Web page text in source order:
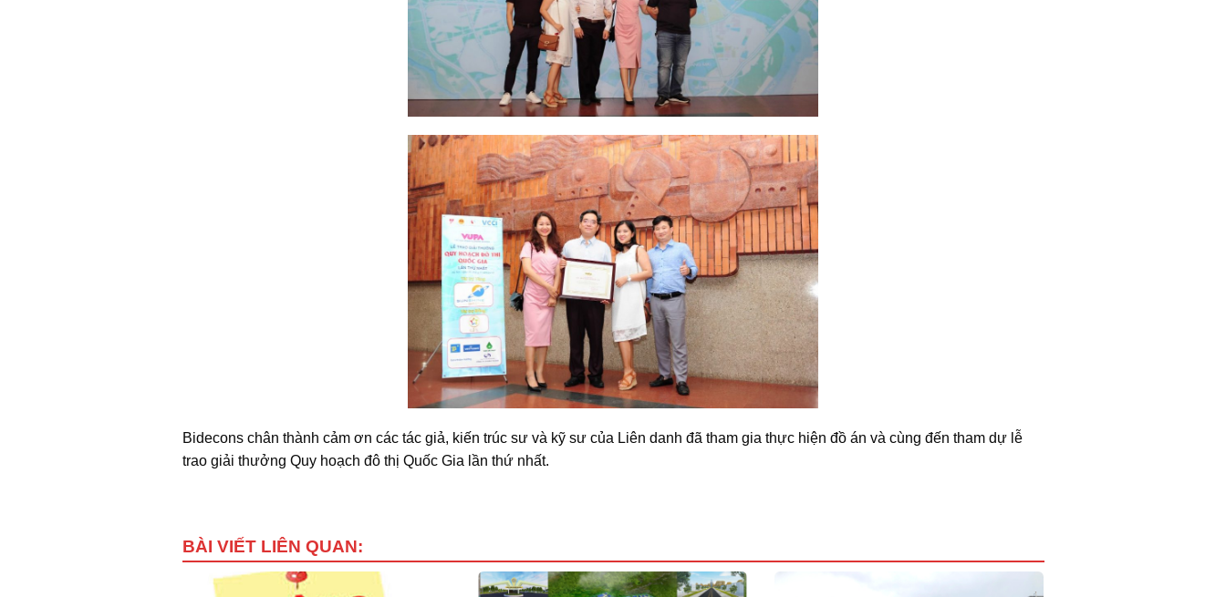
Bidecons chân thành cảm ơn các tác giả, kiến trúc sư và kỹ sư của Liên danh đã tham gia thực hiện đồ án và cùng đến tham dự lễ
trao giải thưởng Quy hoạch đô thị Quốc Gia lần thứ nhất.
BÀI VIẾT LIÊN QUAN: